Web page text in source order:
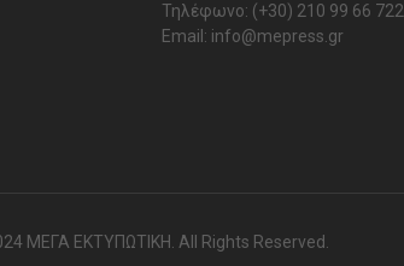
Τηλέφωνο: (+30) 210 99 66 722
Email: info@mepress.gr
ΜΕΓΑ ΕΚΤΥΠΩΤΙΚΗ. All Rights Reserved.